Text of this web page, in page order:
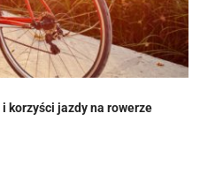
korzyści jazdy na rowerze